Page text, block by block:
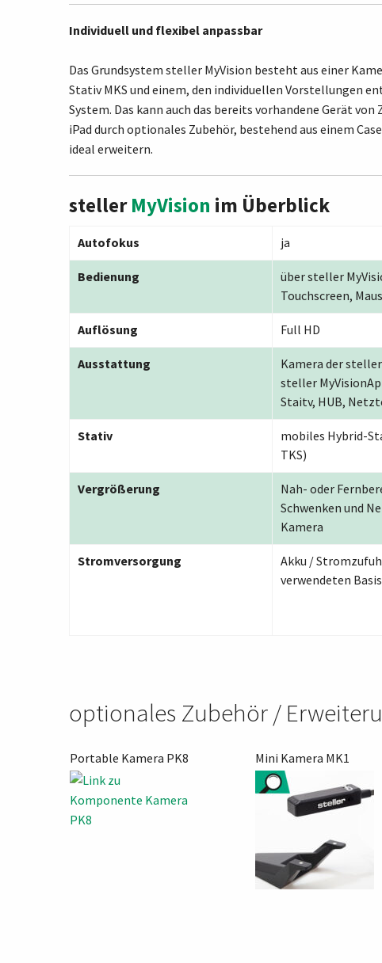
Individuell und flexibel anpassbar
Das Grundsystem steller MyVision besteht aus einer
Stativ MKS und einem, den individuellen Vorstellungen
System. Das kann auch das bereits vorhandene Gerät von
iPad durch optionales Zubehör, bestehend aus einem
ideal erweitern.
stellerMyVision im Überblick
Autofokus ja
Bedienung
über steller
Touchscreen, Maus
Auflösung Full HD
Ausstattung
Kamera der
steller
Staitv, HUB,
Stativ
mobiles Hybrid-
TKS)
Vergrößerung
Nah- oder
Schwenken und
Kamera
Stromversorgung
Akku /
verwendeten
optionales Zubehör /
Portable Kamera PK8 Mini Kamera MK1